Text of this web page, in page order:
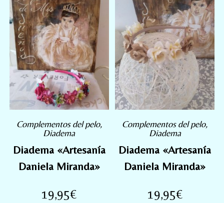
Complementos del pelo,
Diadema
Diadema «Artesanía
Daniela Miranda»
19,95€
Complementos del pelo,
Diadema
Diadema «Artesanía
Daniela Miranda»
19,95€